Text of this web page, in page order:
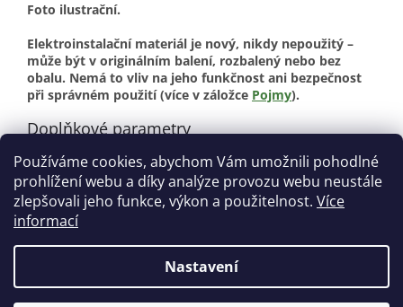
Používáme cookies, abychom Vám umožnili pohodlné
prohlížení webu a díky analýze provozu webu neustále
zlepšovali jeho funkce, výkon a použitelnost. Více
informací
Nastavení
Foto ilustrační.
Elektroinstalační materiál je nový, nikdy nepoužitý –
může být v originálním balení, rozbalený nebo bez
obalu. Nemá to vliv na jeho funkčnost ani bezpečnost
při správném použití (více v záložce Pojmy).
Doplňkové parametry
Kategorie: Elektroinstalační materiál
Stav: Nové
Vytvořil Shoptet